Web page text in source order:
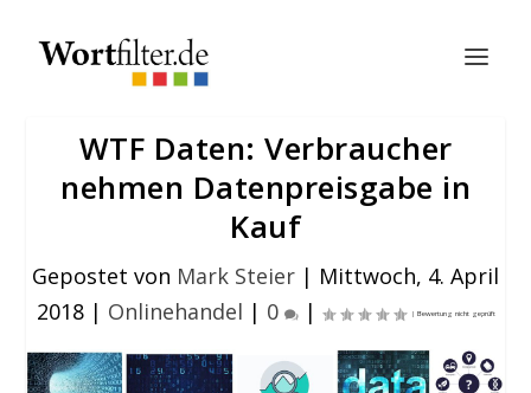
WTF Daten: Verbraucher
nehmen Datenpreisgabe in
Kauf
Gepostet von Mark Steier | Mittwoch, 4. April
2018| Onlinehandel | 0 |